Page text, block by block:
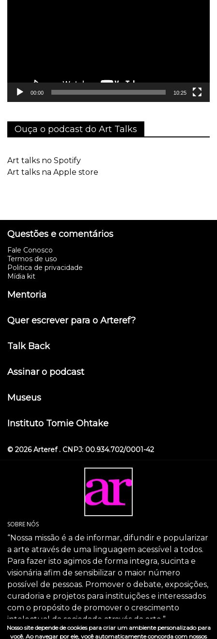
00:00 10:25
Ouça o podcast do Art Talks
Art talks no Spotify
Art talks na Apple store
Questões e comentários
Fale Conosco
Termos de uso
Politica de privacidade
Mídia kit
Mentoria
Quer escrever para o Arteref?
Talk Back
Assinar o podcast
Museus
Instituto Tomie Ohtake
© 2026 Arteref . CNPJ: 00.934.702/0001-42
SOBRE NÓS
“Nossa missão é a de informar, difundir e popularizar
a arte através de uma linguagem acessível a todos.
Para fazer isto agimos de forma integra, sucinta e
visionária afim de sensibilizar o maior número
possível de pessoas. Promover o debate, exposições,
curadoria e projetos para instituições e interessados
com o propósito de promover o crescimento
intelectual da sociedade através da arte.”
SIGA-NOS
Nosso site depende de cookies para criar um ambiente personalizado para
você. Ao navegar por ele, você automaticamente concorda com nossos